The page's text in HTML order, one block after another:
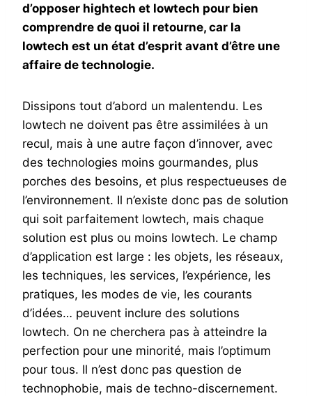
d’opposer hightech et lowtech pour bien
comprendre de quoi il retourne, car la
lowtech est un état d’esprit avant d’être une
affaire de technologie.
Dissipons tout d’abord un malentendu. Les
lowtech ne doivent pas être assimilées à un
recul, mais à une autre façon d’innover, avec
des technologies moins gourmandes, plus
porches des besoins, et plus respectueuses de
l’environnement. Il n’existe donc pas de solution
qui soit parfaitement lowtech, mais chaque
solution est plus ou moins lowtech. Le champ
d’application est large : les objets, les réseaux,
les techniques, les services, l’expérience, les
pratiques, les modes de vie, les courants
d’idées… peuvent inclure des solutions
lowtech. On ne cherchera pas à atteindre la
perfection pour une minorité, mais l’optimum
pour tous. Il n’est donc pas question de
technophobie, mais de techno-discernement.